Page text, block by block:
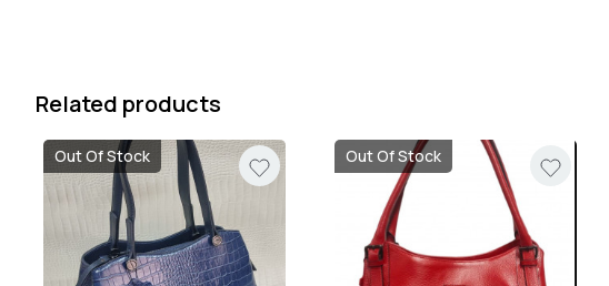
Related products
Out Of Stock Out Of Stock